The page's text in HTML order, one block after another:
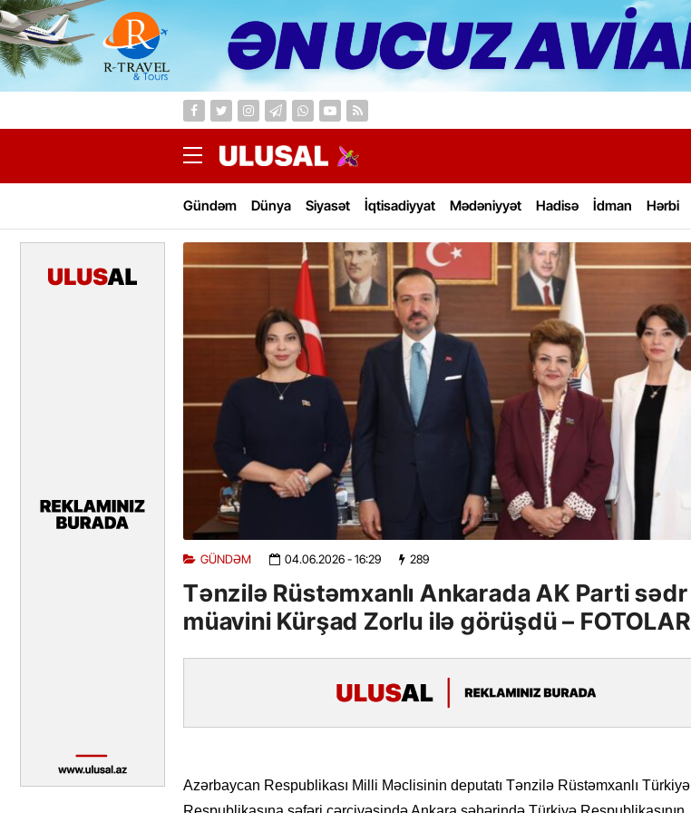
Gündəm Dünya Siyasət İqtisadiyyat Mədəniyyət Hadisə İdman Hərbi
GÜNDƏM 04.06.2026- 16:29 289
Tənzilə Rüstəmxanlı Ankarada AK Parti sədr
müavini Kürşad Zorlu ilə görüşdü – FOTOLAR
Azərbaycan Respublikası Milli Məclisinin deputatı Tənzilə Rüstəmxanlı Türkiyə